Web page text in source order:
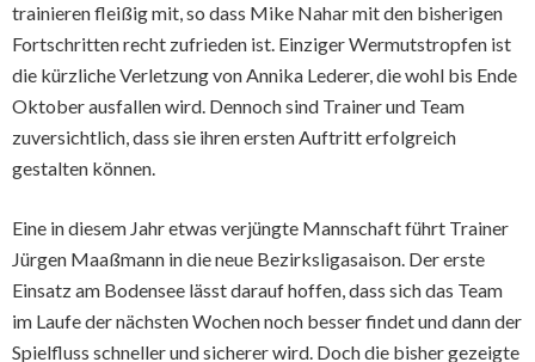
trainieren fleißig mit, so dass Mike Nahar mit den bisherigen
Fortschritten recht zufrieden ist. Einziger Wermutstropfen ist
die kürzliche Verletzung von Annika Lederer, die wohl bis Ende
Oktober ausfallen wird. Dennoch sind Trainer und Team
zuversichtlich, dass sie ihren ersten Auftritt erfolgreich
gestalten können.
Eine in diesem Jahr etwas verjüngte Mannschaft führt Trainer
Jürgen Maaßmann in die neue Bezirksligasaison. Der erste
Einsatz am Bodensee lässt darauf hoffen, dass sich das Team
im Laufe der nächsten Wochen noch besser findet und dann der
Spielfluss schneller und sicherer wird. Doch die bisher gezeigte